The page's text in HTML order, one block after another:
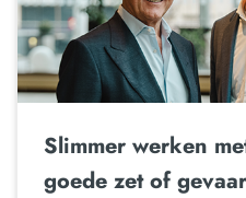
Slimmer werken
goede zet of